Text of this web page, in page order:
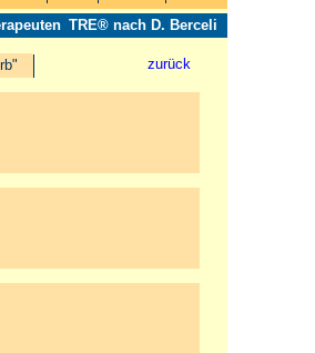
TRE® nach D. Berceli
zurück